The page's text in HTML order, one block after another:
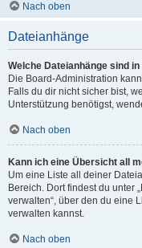
Nach oben
Dateianhänge
Welche Dateianhänge sind
Die Board-Administration
Falls du dir nicht sicher bist,
Unterstützung benötigst,
Nach oben
Kann ich eine Übersicht all
Um eine Liste all deiner
Bereich. Dort findest du unter
verwalten“, über den du eine
verwalten kannst.
Nach oben